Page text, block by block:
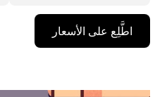
اضغط
على
مفتاح
للأسفل
اطَّلِع على الأسعار